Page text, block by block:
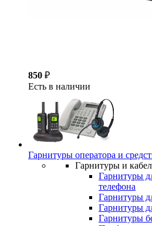
850 ₽
Есть в наличии
Гарнитуры оператора и
Гарнитуры и
Гарнитуры
телефона
Гарнитуры
Гарнитуры
Гарнитуры